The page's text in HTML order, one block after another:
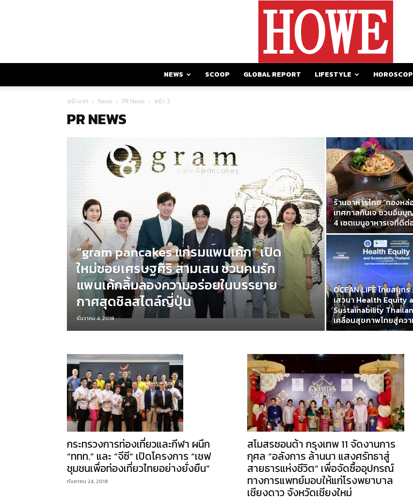
NEWS SCOOP GLOBAL REPORT LIFESTYLE
หน้าแรก News PR News หน้า 3
PR NEWS
“gram pancakes แกรมแพนเค้ก” เปิด
ใหม่ซอยเศรษฐศิริ สามเสน ชวนคนรัก
แพนเค้กลิ้มลองความอร่อยในบรรยาย
กาศสุดชิลสไตล์ญี่ปุ่น
ธันวาคม 4, 2018
ร้านอาหารไทย “ทองห
เทศกาลกินเจ ชวนอิ่มบุ
4 เซตเมนูอาหารเจที่ดี
OCEAN LIFE ไทยสมุท
เสวนา Health Equity
Sustainability
เคลื่อนสุขภาพไทยสู่คว
กระทรวงการท่องเที่ยวและกีฬา ผนึก
“ททท.” และ “จีซี” เปิดโครงการ “เชฟ
ชุมชนเพื่อท่องเที่ยวไทยอย่างยั่งยืน”
กันยายน 24, 2018
สโมสรซอนต้า กรุงเทพ 11 จัดงานการ
กุศล “อลังการ ล้านนา แสงศรัทธาสู่
สายธารแห่งชีวิต” เพื่อจัดซื้ออุปกรณ์
ทางการแพทย์มอบให้แก่โรงพยาบาล
เชียงดาว จังหวัดเชียงใหม่